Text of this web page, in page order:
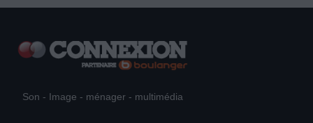
Son - Image - ménager - multimédia